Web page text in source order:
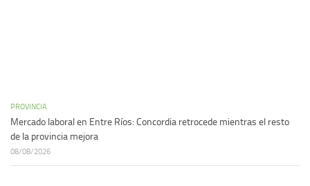
PROVINCIA
Mercado laboral en Entre Ríos: Concordia retrocede mientras el resto
de la provincia mejora
08/08/2026